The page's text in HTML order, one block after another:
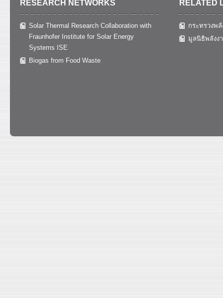
RESEARCH NETWORKS
Solar Thermal Research Collaboration with
Fraunhofer Institute for Solar Energy
Systems ISE
Biogas from Food Waste
RELATED
กระทรวงพลั
มูลนิธิพลังง